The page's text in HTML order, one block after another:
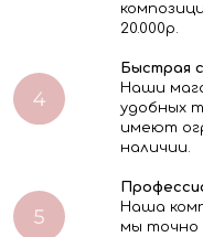
20.000р.
Быстрая
Наши
удобных
имеют
наличии.
Наша
мы точно